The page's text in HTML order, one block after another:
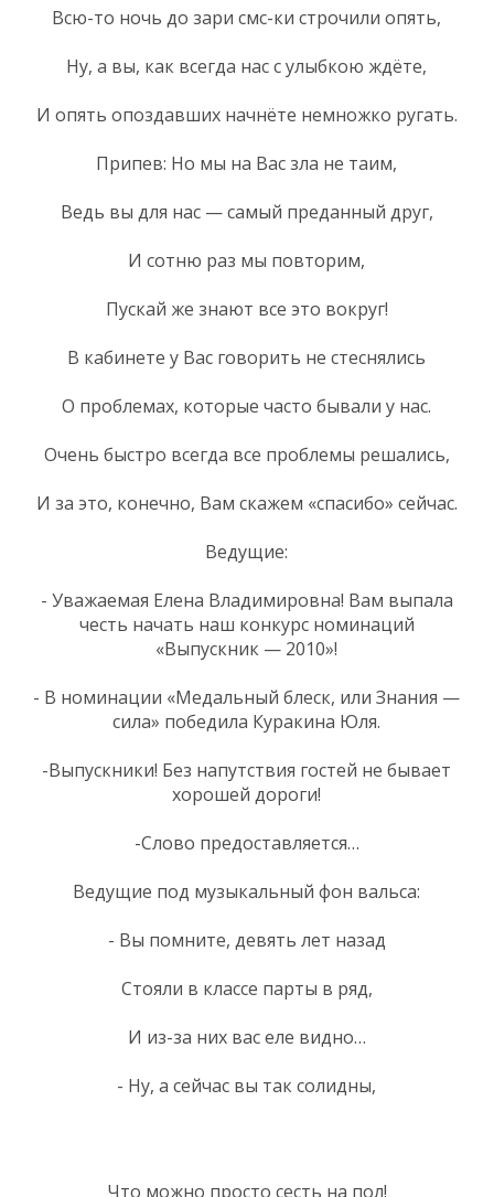
Всю-то ночь до зари смс-ки строчили опять,
Ну, а вы, как всегда нас с улыбкою ждёте,
И опять опоздавших начнёте немножко ругать.
Припев: Но мы на Вас зла не таим,
Ведь вы для нас — самый преданный друг,
И сотню раз мы повторим,
Пускай же знают все это вокруг!
В кабинете у Вас говорить не стеснялись
О проблемах, которые часто бывали у нас.
Очень быстро всегда все проблемы решались,
И за это, конечно, Вам скажем «спасибо» сейчас.
Ведущие:
- Уважаемая Елена Владимировна! Вам выпала
честь начать наш конкурс номинаций
«Выпускник — 2010»!
- В номинации «Медальный блеск, или Знания —
сила» победила Куракина Юля.
-Выпускники! Без напутствия гостей не бывает
хорошей дороги!
-Слово предоставляется…
Ведущие под музыкальный фон вальса:
- Вы помните, девять лет назад
Стояли в классе парты в ряд,
И из-за них вас еле видно…
- Ну, а сейчас вы так солидны,
Что можно просто сесть на пол!